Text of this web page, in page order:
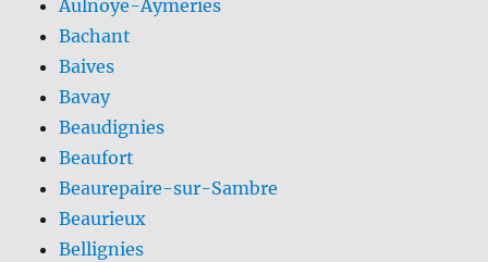
Aulnoye-Aymeries
Bachant
Baives
Bavay
Beaudignies
Beaufort
Beaurepaire-sur-Sambre
Beaurieux
Bellignies